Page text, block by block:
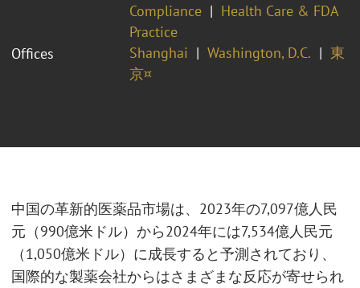
Compliance
Health Care & FDA
Practice
Offices
Shanghai Washington, D.C.
東
京¤
中国の革新的医薬品市場は、2023年の7,097億人民
元（990億米ドル）から2024年には7,534億人民元
（1,050億米ドル）に成長すると予測されており、
国際的な製薬会社からはさまざまな反応が寄せられ